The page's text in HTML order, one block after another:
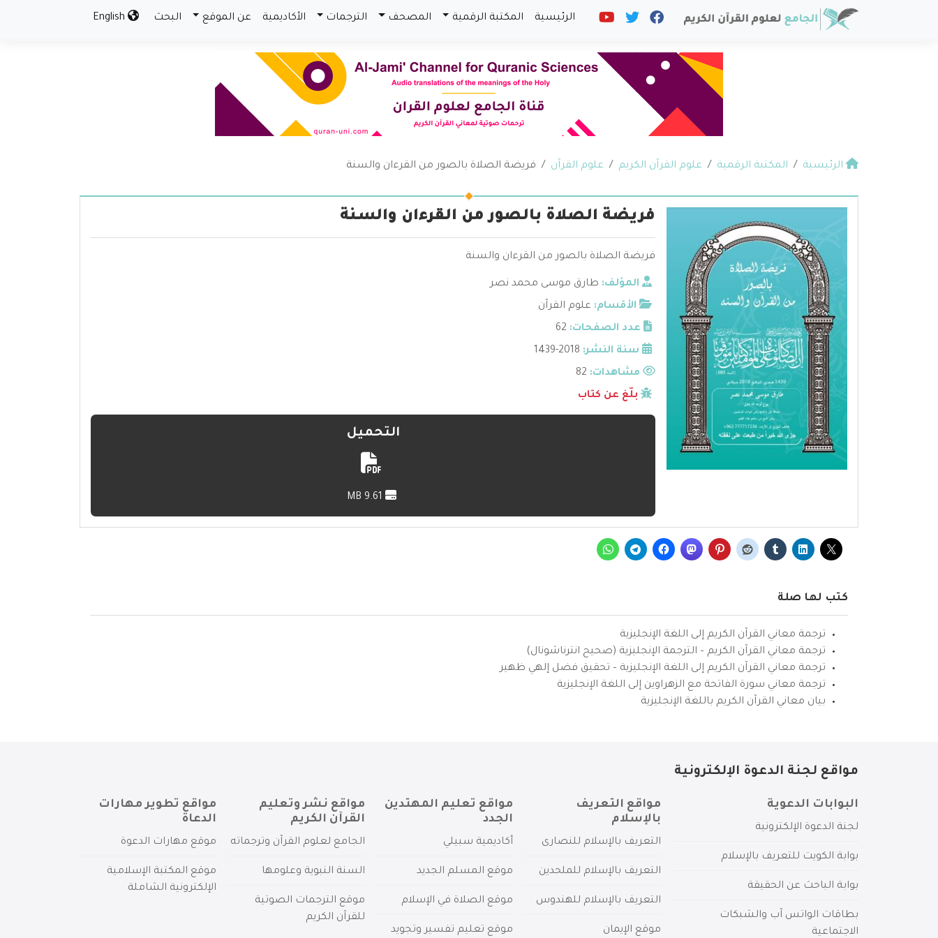
الرئيسية المكتبة الرقمية المصحف الترجمات الأكاديمية عن الموقع البحث
الرئيسية المكتبة الرقمية علوم القرآن الكريم علوم القرآن فريضة الصلاة بالصور من القرءان والسنة
فريضة الصلاة بالصور من القرءان والسنة
فريضة الصلاة بالصور من القرءان والسنة
المؤلف: طارق موسى محمد نصر
الأقسام: علوم القرآن
عدد الصفحات: 62
سنة النشر: 2018-1439
مشاهدات:
بلّغ عن كتاب
التحميل
كتب لها صلة
ترجمة معاني القرآن الكريم إلى اللغة الإنجليزية
ترجمة معاني القرآن الكريم – الترجمة الإنجليزية (صحيح انترناشونال)
ترجمة معاني القرآن الكريم إلى اللغة الإنجليزية – تحقيق فضل إلهي ظهير
ترجمة معاني سورة الفاتحة مع الزهراوين إلى اللغة الإنجليزية
بيان معاني القرآن الكريم باللغة الإنجليزية
مواقع لجنة الدعوة الإلكترونية
البوابات الدعوية
لجنة الدعوة الإلكترونية
بوابة الكويت للتعريف بالإسلام
بوابة الباحث عن الحقيقة
بطاقات الواتس آب والشبكات
الاجتماعية
مواقع التعريف
بالإسلام
التعريف بالإسلام للنصارى
التعريف بالإسلام للملحدين
التعريف بالإسلام للهندوس
موقع الإيمان
مواقع تعليم المهتدين
الجدد
أكاديمية سبيلي
موقع المسلم الجديد
موقع الصلاة في الإسلام
موقع تعليم تفسير وتجويد
مواقع نشر وتعليم
القرآن الكريم
الجامع لعلوم القرآن وترجماته
السنة النبوية وعلومها
موقع الترجمات الصوتية
للقرآن الكريم
مواقع تطوير مهارات
الدعاة
موقع مهارات الدعوة
موقع المكتبة الإسلامية
الإلكترونية الشاملة